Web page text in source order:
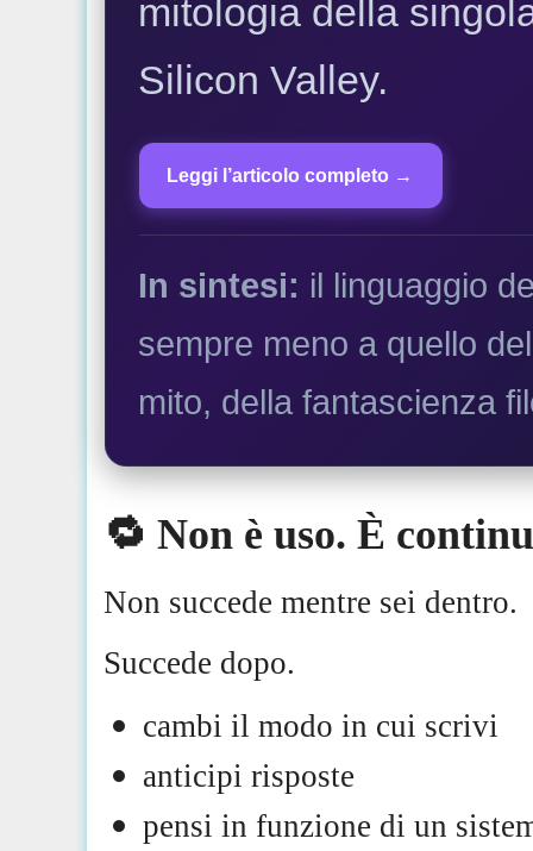
mitologia della
Silicon Valley.
Leggi l’articolo completo →
In sintesi: il linguaggio
sempre meno a quello
mito, della fantascienza
🔁 Non è uso. È
Non succede mentre sei dentro.
Succede dopo.
cambi il modo in cui scrivi
anticipi risposte
pensi in funzione di un